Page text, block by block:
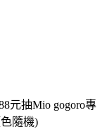
元抽Mio gogoro專
隨機)